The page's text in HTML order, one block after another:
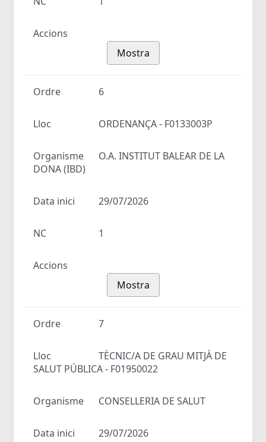
Accions
Mostra
Ordre 6
Lloc ORDENANÇA - F0133003P
Organisme
O.A. INSTITUT BALEAR DE LA
DONA (IBD)
Data inici 29/07/2026
NC 1
Accions
Mostra
Ordre 7
Lloc
TÈCNIC/A DE GRAU MITJÀ DE
SALUT PÚBLICA - F01950022
Organisme CONSELLERIA DE SALUT
Data inici 29/07/2026